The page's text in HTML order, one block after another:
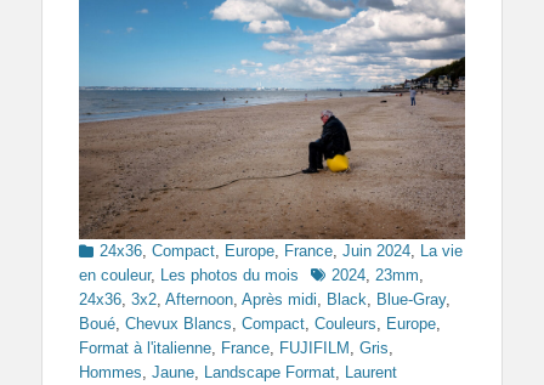
Categories
24x36 Compact Europe France Juin 2024 La vie
en couleur, Les photos du mois Tags2024 23mm
24x36 3x2 Afternoon Après midi Black Blue-Gray,
Boué Chevux Blancs Compact Couleurs Europe
Format à l'italienne France FUJIFILM Gris
Hommes Jaune Landscape Format Laurent